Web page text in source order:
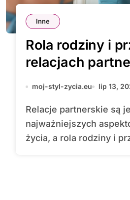
Inne
Rola rodziny i
relacjach
moj-styl-zycia.eu lip 13,
Relacje partnerskie są jednym z
najważniejszych
życia, a rola rodziny i